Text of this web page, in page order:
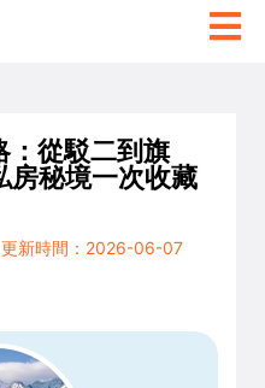
：從駁二到旗
房秘境一次收藏
更新時間：2026-06-07